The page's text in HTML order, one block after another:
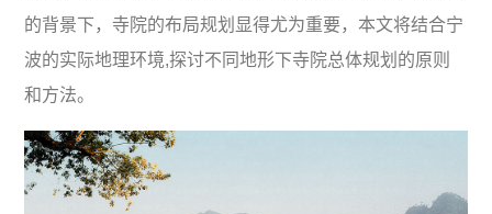
的背景下，寺院的布局规划显得尤为重要，本文将结合宁
波的实际地理环境,探讨不同地形下寺院总体规划的原则
和方法。